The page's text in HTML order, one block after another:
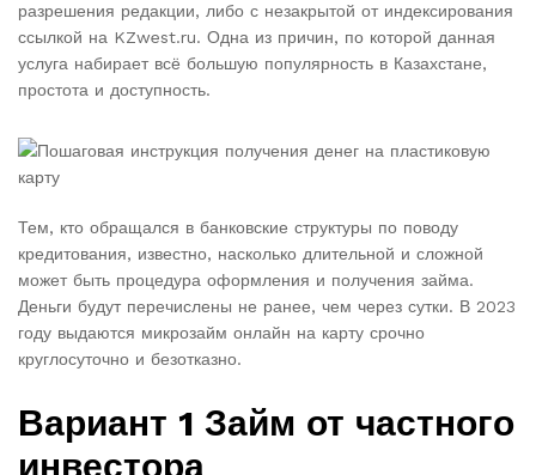
разрешения редакции, либо с незакрытой от индексирования
ссылкой на KZwest.ru. Одна из причин, по которой данная
услуга набирает всё большую популярность в Казахстане,
простота и доступность.
Тем, кто обращался в банковские структуры по поводу
кредитования, известно, насколько длительной и сложной
может быть процедура оформления и получения займа.
Деньги будут перечислены не ранее, чем через сутки. В 2023
году выдаются микрозайм онлайн на карту срочно
круглосуточно и безотказно.
Вариант 1 Займ от частного
инвестора